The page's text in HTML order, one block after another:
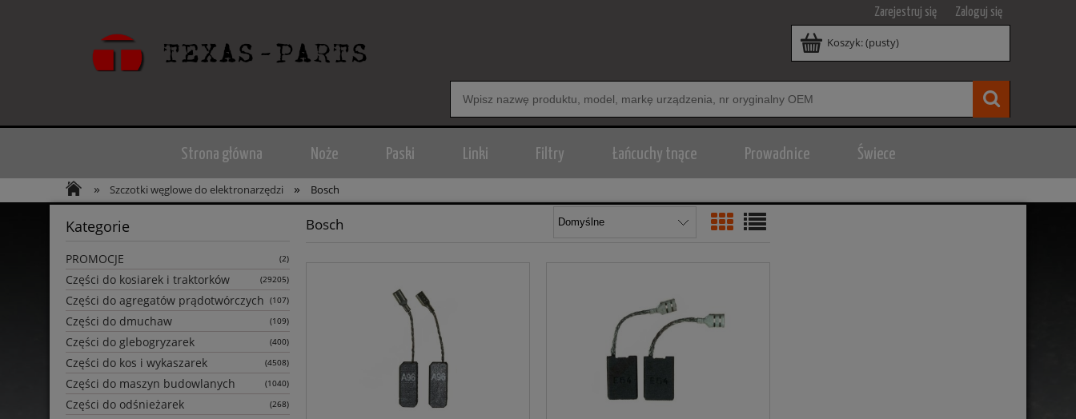
Zarejestruj się Zaloguj się
Koszyk:(pusty)
Strona główna Noże Paski Linki Filtry Łańcuchy tnące Prowadnice Świece
» Szczotki węglowe do elektronarzędzi » Bosch
Kategorie
PROMOCJE (2)
Części do kosiarek i traktorków (29205)
Części do agregatów prądotwórczych (107)
Części do dmuchaw (109)
Części do glebogryzarek (400)
Części do kos i wykaszarek (4508)
Części do maszyn budowlanych (1040)
Części do odśnieżarek (268)
Bosch